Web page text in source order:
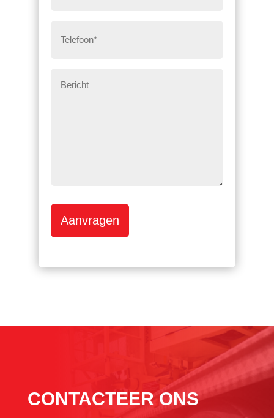
Aanvragen
CONTACTEER ONS